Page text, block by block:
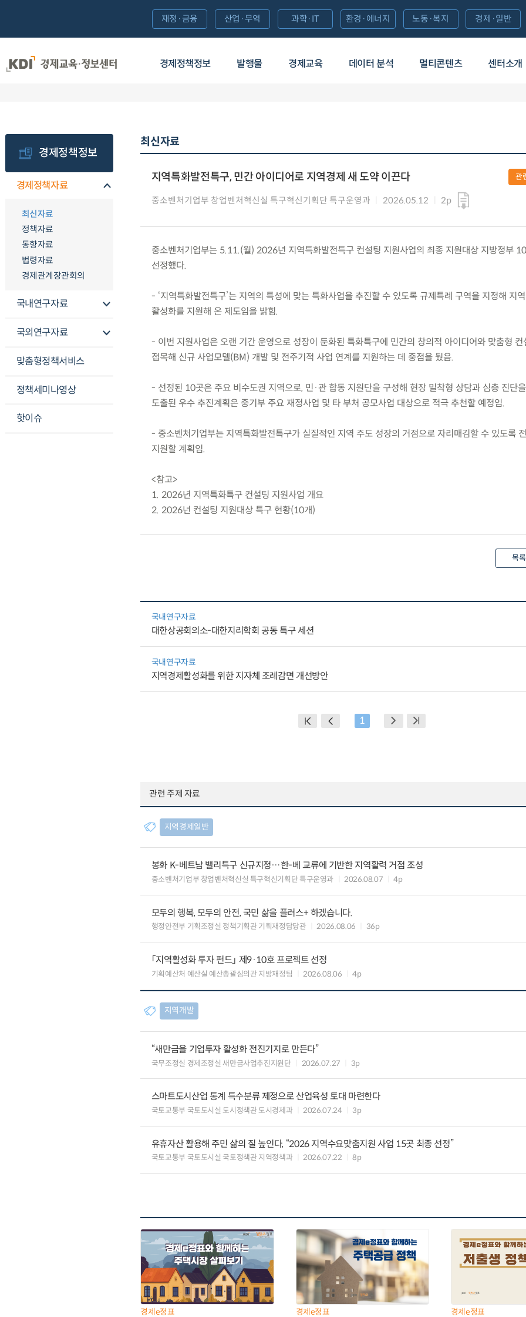
경제정책정보 발행물 경제교육 데이터 분석 멀티콘텐츠 센터소개
재정·금융 산업·무역 과학·IT 환경·에너지 노동·복지 경제·일반
경제정책정보
경제정책자료
최신자료
정책자료
동향자료
법령자료
경제관계장관회의
국내연구자료
국외연구자료
맞춤형정책서비스
정책세미나영상
핫이슈
최신자료
지역특화발전특구, 민간 아이디어로 지역경제 새 도약 이끈다
중소벤처기업부 창업벤처혁신실 특구혁신기획단 특구운영과 2026.05.12 2p
관
중소벤처기업부는 5.11.(월) 2026년 지역특화발전특구 컨설팅 지원사업의 최종 지원대상 지방정부
선정했다.
- ‘지역특화발전특구’는 지역의 특성에 맞는 특화사업을 추진할 수 있도록 규제특례 구역을 지정해 지역
활성화를 지원해 온 제도임을 밝힘.
- 이번 지원사업은 오랜 기간 운영으로 성장이 둔화된 특화특구에 민간의 창의적 아이디어와 맞춤형 컨
접목해 신규 사업모델(BM) 개발 및 전주기적 사업 연계를 지원하는 데 중점을 뒀음.
- 선정된 10곳은 주요 비수도권 지역으로, 민·관 합동 지원단을 구성해 현장 밀착형 상담과 심층 진단
도출된 우수 추진계획은 중기부 주요 재정사업 및 타 부처 공모사업 대상으로 적극 추천할 예정임.
- 중소벤처기업부는 지역특화발전특구가 실질적인 지역 주도 성장의 거점으로 자리매김할 수 있도록
지원할 계획임.
<참고>
1. 2026년 지역특화특구 컨설팅 지원사업 개요
2. 2026년 컨설팅 지원대상 특구 현황(10개)
목록
국내연구자료
대한상공회의소-대한지리학회 공동 특구 세션
국내연구자료
지역경제활성화를 위한 지자체 조례감면 개선방안
1
관련 주제 자료
지역경제일반
봉화 K-베트남 밸리특구 신규지정…한-베 교류에 기반한 지역활력 거점 조성
중소벤처기업부 창업벤처혁신실 특구혁신기획단 특구운영과 2026.08.07 4p
모두의 행복, 모두의 안전, 국민 삶을 플러스+ 하겠습니다.
행정안전부 기획조정실 정책기획관 기획재정담당관 2026.08.06 36p
「지역활성화 투자 펀드」 제9·10호 프로젝트 선정
기획예산처 예산실 예산총괄심의관 지방재정팀 2026.08.06 4p
지역개발
“새만금을 기업투자 활성화 전진기지로 만든다”
국무조정실 경제조정실 새만금사업추진지원단 2026.07.27 3p
스마트도시산업 통계 특수분류 제정으로 산업육성 토대 마련한다
국토교통부 국토도시실 도시정책관 도시경제과 2026.07.24 3p
유휴자산 활용해 주민 삶의 질 높인다, “2026 지역수요맞춤지원 사업 15곳 최종 선정”
국토교통부 국토도시실 국토정책관 지역정책과 2026.07.22 8p
경제e정표 경제e정표 경제e정표